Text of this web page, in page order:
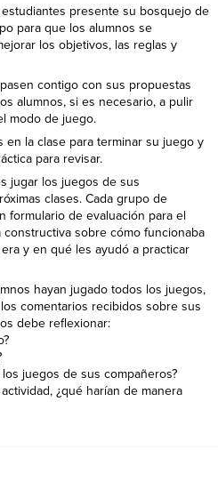
presente su bosquejo de
para que los alumnos se
los objetivos, las reglas y
contigo con sus propuestas
alumnos, si es necesario, a pulir
modo de juego.
en la clase para terminar su juego y
para revisar.
jugar los juegos de sus
clases. Cada grupo de
formulario de evaluación para el
sobre cómo funcionaba
y en qué les ayudó a practicar
hayan jugado todos los juegos,
comentarios recibidos sobre sus
debe reflexionar:
juegos de sus compañeros?
¿qué harían de manera